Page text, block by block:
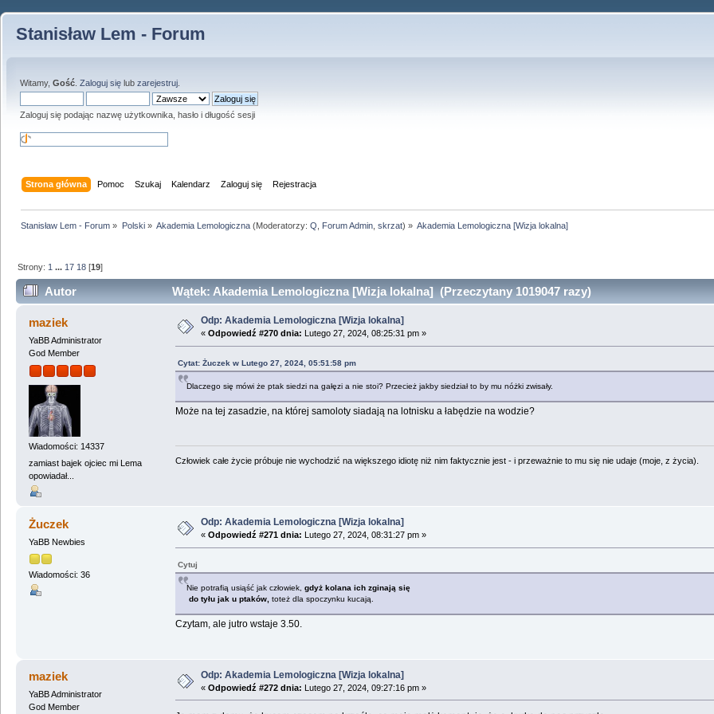
Stanisław Lem - Forum
Witamy, Gość Zaloguj się lub zarejestruj
Zaloguj się podając nazwę użytkownika, hasło i długość sesji
Strona główna Pomoc Szukaj Kalendarz Zaloguj się Rejestracja
Stanisław Lem - Forum » Polski» Akademia Lemologiczna(Moderatorzy: Q Forum Admin, skrzat) » Akademia Lemologiczna [Wizja lokalna]
Strony: 1 ... 17 18 [19]
Autor Wątek: Akademia Lemologiczna [Wizja lokalna] (Przeczytany 1019047 razy)
maziek
YaBB Administrator
God Member
Wiadomości: 14337
zamiast bajek ojciec mi Lema
opowiadał...
Odp: Akademia Lemologiczna [Wizja lokalna]
« Odpowiedź #270 dnia: Lutego 27, 2024, 08:25:31 pm »
Cytat: Żuczek w Lutego 27, 2024, 05:51:58 pm
Dlaczego się mówi że ptak siedzi na gałęzi a nie stoi? Przecież jakby siedział to by mu nóżki zwisały.
Może na tej zasadzie, na której samoloty siadają na lotnisku a łabędzie na wodzie?
Człowiek całe życie próbuje nie wychodzić na większego idiotę niż nim faktycznie jest - i przeważnie to mu się nie udaje (moje, z życia).
Żuczek
YaBB Newbies
Wiadomości: 36
Odp: Akademia Lemologiczna [Wizja lokalna]
« Odpowiedź #271 dnia: Lutego 27, 2024, 08:31:27 pm »
Cytuj
Nie potrafią usiąść jak człowiek, gdyż kolana ich zginają się
do tyłu jak u ptaków,toteż dla spoczynku kucają.
Czytam, ale jutro wstaje 3.50.
maziek
YaBB Administrator
God Member
Odp: Akademia Lemologiczna [Wizja lokalna]
« Odpowiedź #272 dnia: Lutego 27, 2024, 09:27:16 pm »